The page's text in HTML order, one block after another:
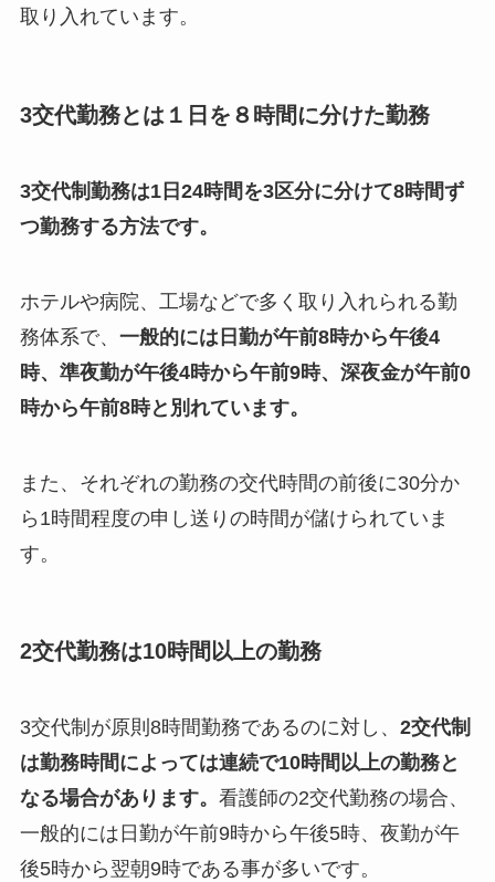
取り入れています。
3交代勤務とは１日を８時間に分けた勤務
3交代制勤務は1日24時間を3区分に分けて8時間ず
つ勤務する方法です。
ホテルや病院、工場などで多く取り入れられる勤
務体系で、 一般的には日勤が午前8時から午後4
時、準夜勤が午後4時から午前9時、深夜金が午前0
時から午前8時と別れています。
また、それぞれの勤務の交代時間の前後に30分か
ら1時間程度の申し送りの時間が儲けられていま
す。
2交代勤務は10時間以上の勤務
3交代制が原則8時間勤務であるのに対し、 2交代制
は勤務時間によっては連続で10時間以上の勤務と
なる場合があります。 看護師の2交代勤務の場合、
一般的には日勤が午前9時から午後5時、夜勤が午
後5時から翌朝9時である事が多いです。